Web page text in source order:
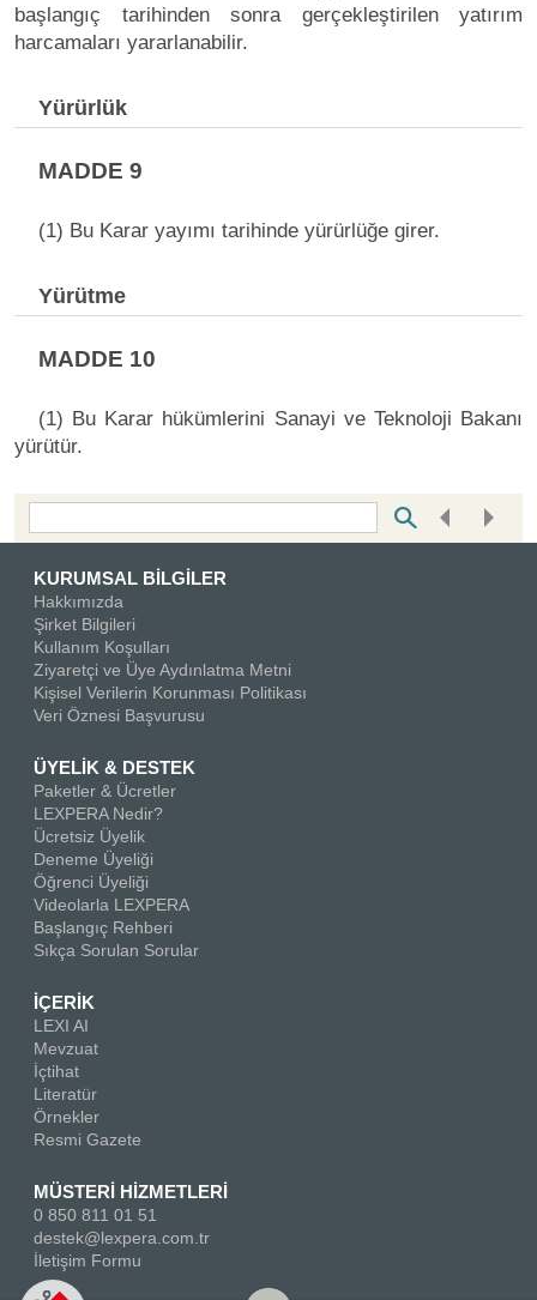
başlangıç tarihinden sonra gerçekleştirilen yatırım
harcamaları yararlanabilir.
Yürürlük
MADDE 9
(1) Bu Karar yayımı tarihinde yürürlüğe girer.
Yürütme
MADDE 10
(1) Bu Karar hükümlerini Sanayi ve Teknoloji Bakanı
yürütür.
KURUMSAL BİLGİLER
Hakkımızda
Şirket Bilgileri
Kullanım Koşulları
Ziyaretçi ve Üye Aydınlatma Metni
Kişisel Verilerin Korunması Politikası
Veri Öznesi Başvurusu
ÜYELİK & DESTEK
Paketler & Ücretler
LEXPERA Nedir?
Ücretsiz Üyelik
Deneme Üyeliği
Öğrenci Üyeliği
Videolarla LEXPERA
Başlangıç Rehberi
Sıkça Sorulan Sorular
İÇERİK
LEXI AI
Mevzuat
İçtihat
Literatür
Örnekler
Resmi Gazete
MÜSTERİ HİZMETLERİ
0 850 811 01 51
destek@lexpera.com.tr
İletişim Formu